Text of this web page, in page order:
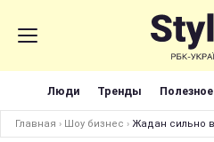
Люди Тренды Полезное
Главная › Шоу бизнес › Жадан сильно